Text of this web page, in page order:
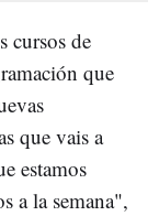
cursos de
que
que vais a
estamos
a la semana",